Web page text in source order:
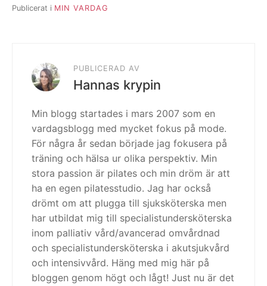
börja av Rickard. Tur han
Publicerat i MIN VARDAG
PUBLICERAD AV
Hannas krypin
Min blogg startades i mars 2007 som en
vardagsblogg med mycket fokus på mode.
För några år sedan började jag fokusera på
träning och hälsa ur olika perspektiv. Min
stora passion är pilates och min dröm är att
ha en egen pilatesstudio. Jag har också
drömt om att plugga till sjuksköterska men
har utbildat mig till specialistundersköterska
inom palliativ vård/avancerad omvårdnad
och specialistundersköterska i akutsjukvård
och intensivvård. Häng med mig här på
bloggen genom högt och lågt! Just nu är det